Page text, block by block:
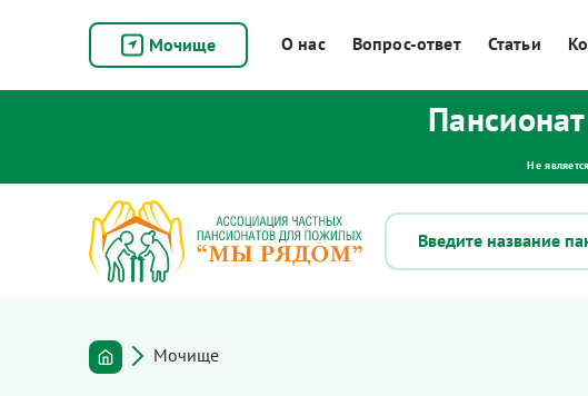
Мочище О нас Вопрос-ответ Статьи
Не
Мочище